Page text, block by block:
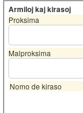
Armiloj kaj kirasoj
Proksima
Malproksima
Nomo de kiraso